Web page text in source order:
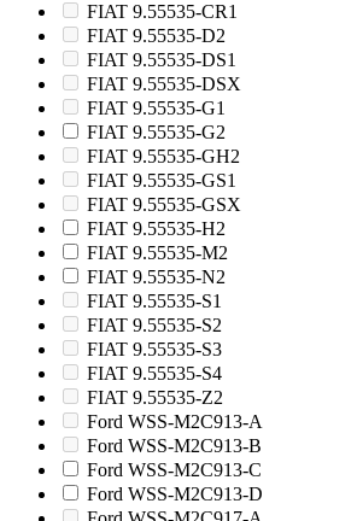
FIAT 9.55535-CR1
FIAT 9.55535-D2
FIAT 9.55535-DS1
FIAT 9.55535-DSX
FIAT 9.55535-G1
FIAT 9.55535-G2
FIAT 9.55535-GH2
FIAT 9.55535-GS1
FIAT 9.55535-GSX
FIAT 9.55535-H2
FIAT 9.55535-M2
FIAT 9.55535-N2
FIAT 9.55535-S1
FIAT 9.55535-S2
FIAT 9.55535-S3
FIAT 9.55535-S4
FIAT 9.55535-Z2
Ford WSS-M2C913-A
Ford WSS-M2C913-B
Ford WSS-M2C913-C
Ford WSS-M2C913-D